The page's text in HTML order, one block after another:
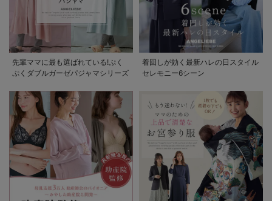
先輩ママに最も選ばれている!ぷく
ぷくダブルガーゼパジャマシリーズ
着回しが効く最新ハレの日スタイル
セレモニー6シーン